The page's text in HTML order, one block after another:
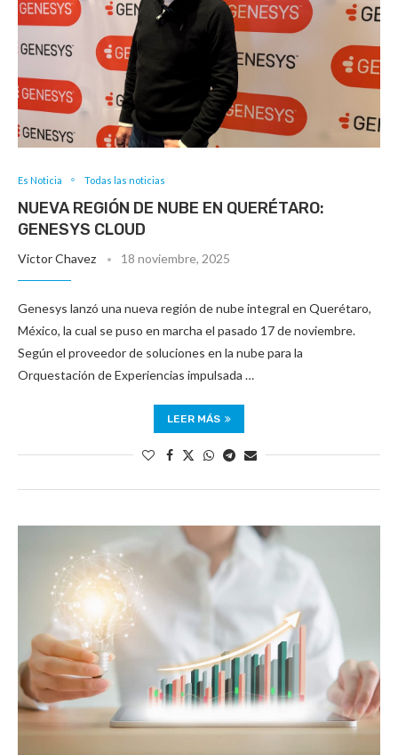
Es Noticia Todas las noticias
NUEVA REGIÓN DE NUBE EN QUERÉTARO:
GENESYS CLOUD
Victor Chavez 18 noviembre, 2025
Genesys lanzó una nueva región de nube integral en Querétaro,
México, la cual se puso en marcha el pasado 17 de noviembre.
Según el proveedor de soluciones en la nube para la
Orquestación de Experiencias impulsada …
LEER MÁS